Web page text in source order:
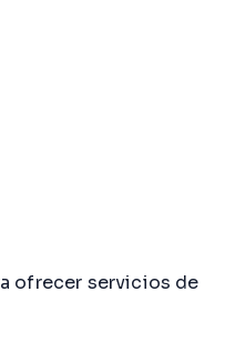
ofrecer servicios de